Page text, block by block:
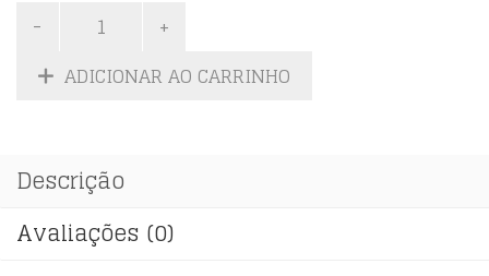
ADICIONAR AO CARRINHO
Descrição
Avaliações (0)